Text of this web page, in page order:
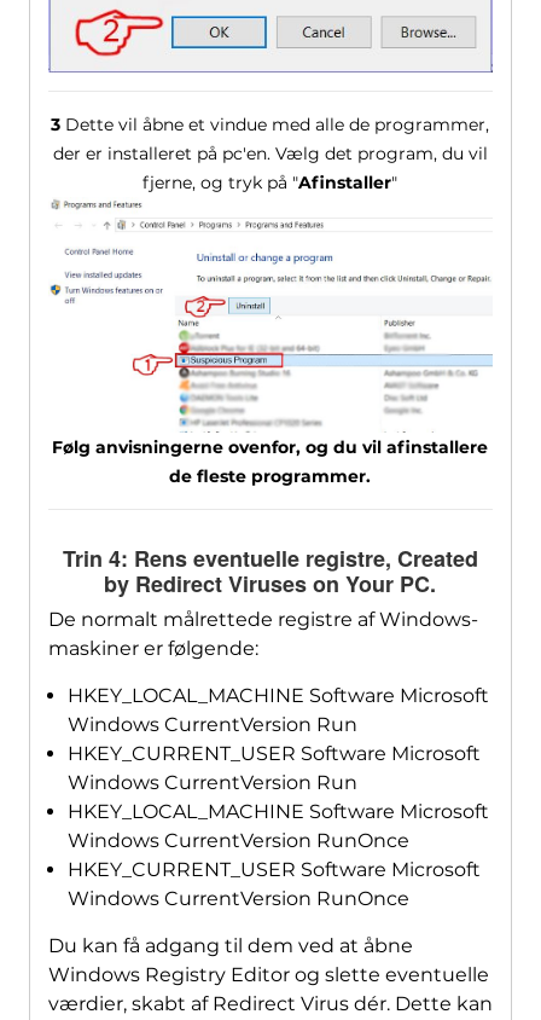
3 Dette vil åbne et vindue med alle de programmer,
der er installeret på pc'en. Vælg det program, du vil
fjerne, og tryk på "Afinstaller"
Følg anvisningerne ovenfor, og du vil afinstallere
de fleste programmer.
Trin 4: Rens eventuelle registre, Created
by Redirect Viruses on Your PC.
De normalt målrettede registre af Windows-
maskiner er følgende:
HKEY_LOCAL_MACHINE Software Microsoft
Windows CurrentVersion Run
HKEY_CURRENT_USER Software Microsoft
Windows CurrentVersion Run
HKEY_LOCAL_MACHINE Software Microsoft
Windows CurrentVersion RunOnce
HKEY_CURRENT_USER Software Microsoft
Windows CurrentVersion RunOnce
Du kan få adgang til dem ved at åbne
Windows Registry Editor og slette eventuelle
værdier, skabt af Redirect Virus dér. Dette kan